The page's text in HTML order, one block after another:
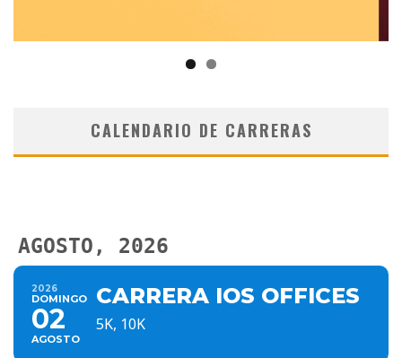
CALENDARIO DE CARRERAS
AGOSTO, 2026
2026
DOMINGO
02
AGOSTO
CARRERA IOS OFFICES
5K, 10K